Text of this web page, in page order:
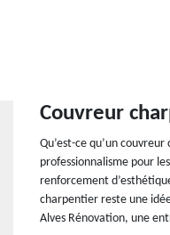
Couvreur
Qu’est-ce qu’un
professionnalisme pour
renforcement
charpentier reste une
Alves Rénovation, une